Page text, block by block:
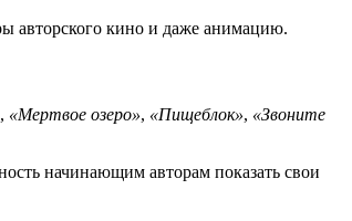
авторского кино и даже анимацию.
, «Мертвое озеро», «Пищеблок», «Звоните
начинающим авторам показать свои